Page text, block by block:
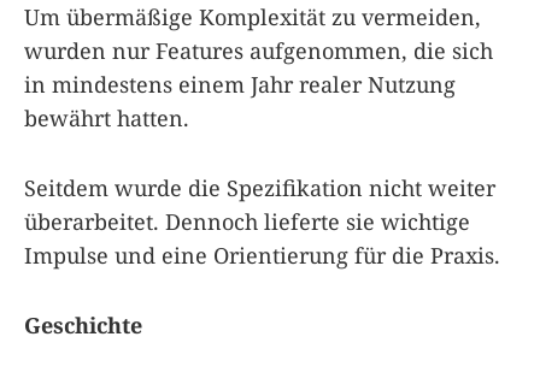
Um übermäßige Komplexität zu vermeiden,
wurden nur Features aufgenommen, die sich
in mindestens einem Jahr realer Nutzung
bewährt hatten.
Seitdem wurde die Spezifikation nicht weiter
überarbeitet. Dennoch lieferte sie wichtige
Impulse und eine Orientierung für die Praxis.
Geschichte